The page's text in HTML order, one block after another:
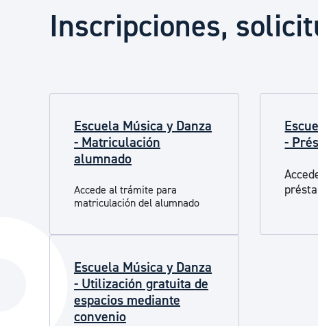
Salud Pública, animales y consumo
Participación ciudadana y asociacionismo
La ciudad
La ciudad ahora
Inscripciones,
Escuela Música y Danza
- Matriculación
alumnado
Accede al trámite para
matriculación del alumnado
-
Escuela Música y Danza
- Utilización gratuita de
espacios mediante
convenio